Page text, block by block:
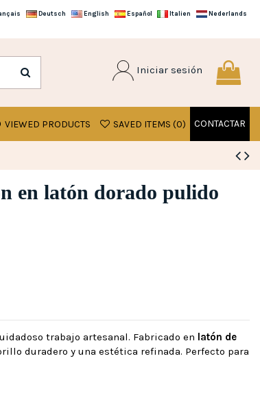
Deutsch English Español Italien Nederlands
Iniciar sesión
CONTACTAR
SAVED ITEMS (0)
VIEWED PRODUCTS
en latón dorado pulido
trabajo artesanal. Fabricado en latón de
duradero y una estética refinada. Perfecto para